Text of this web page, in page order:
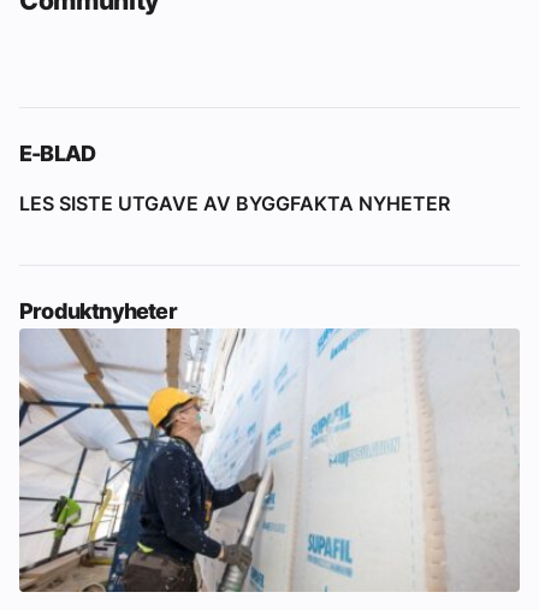
E-BLAD
LES SISTE UTGAVE AV BYGGFAKTA NYHETER
Produktnyheter